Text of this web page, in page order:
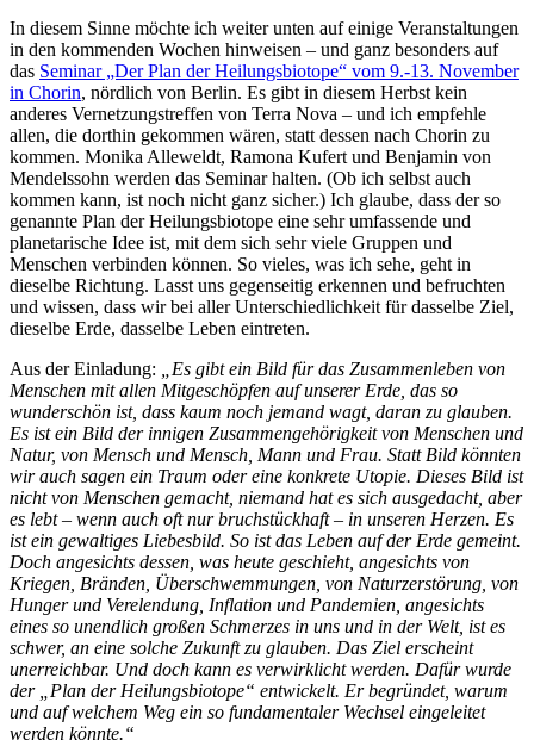
In diesem Sinne möchte ich weiter unten auf einige Veranstaltungen
in den kommenden Wochen hinweisen – und ganz besonders auf
das Seminar „Der Plan der Heilungsbiotope“ vom 9.-13. November
in Chorin, nördlich von Berlin. Es gibt in diesem Herbst kein
anderes Vernetzungstreffen von Terra Nova – und ich empfehle
allen, die dorthin gekommen wären, statt dessen nach Chorin zu
kommen. Monika Alleweldt, Ramona Kufert und Benjamin von
Mendelssohn werden das Seminar halten. (Ob ich selbst auch
kommen kann, ist noch nicht ganz sicher.) Ich glaube, dass der so
genannte Plan der Heilungsbiotope eine sehr umfassende und
planetarische Idee ist, mit dem sich sehr viele Gruppen und
Menschen verbinden können. So vieles, was ich sehe, geht in
dieselbe Richtung. Lasst uns gegenseitig erkennen und befruchten
und wissen, dass wir bei aller Unterschiedlichkeit für dasselbe Ziel,
dieselbe Erde, dasselbe Leben eintreten.
Aus der Einladung:
„Es gibt ein Bild für das Zusammenleben von
Menschen mit allen Mitgeschöpfen auf unserer Erde, das so
wunderschön ist, dass kaum noch jemand wagt, daran zu glauben.
Es ist ein Bild der innigen Zusammengehörigkeit von Menschen und
Natur, von Mensch und Mensch, Mann und Frau. Statt Bild könnten
wir auch sagen ein Traum oder eine konkrete Utopie. Dieses Bild ist
nicht von Menschen gemacht, niemand hat es sich ausgedacht, aber
es lebt – wenn auch oft nur bruchstückhaft – in unseren Herzen. Es
ist ein gewaltiges Liebesbild. So ist das Leben auf der Erde gemeint.
Doch angesichts dessen, was heute geschieht, angesichts von
Kriegen, Bränden, Überschwemmungen, von Naturzerstörung, von
Hunger und Verelendung, Inflation und Pandemien, angesichts
eines so unendlich großen Schmerzes in uns und in der Welt, ist es
schwer, an eine solche Zukunft zu glauben. Das Ziel erscheint
unerreichbar. Und doch kann es verwirklicht werden. Dafür wurde
der „Plan der Heilungsbiotope“ entwickelt. Er begründet, warum
und auf welchem Weg ein so fundamentaler Wechsel eingeleitet
werden könnte.“